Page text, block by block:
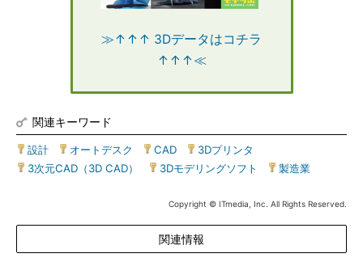
≫↑↑↑ 3Dデータはコチラ
↑↑↑≪
関連キーワード
設計 オートデスク CAD 3Dプリンタ
3次元CAD（3D CAD）
3Dモデリングソフト 製造業
Copyright © ITmedia, Inc. All Rights Reserved.
関連情報